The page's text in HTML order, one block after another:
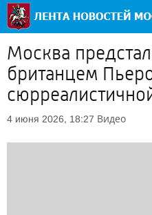
Москва
британцем
4 июня 2026, 18:27 Видео